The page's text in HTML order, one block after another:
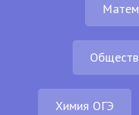
Химия ОГЭ